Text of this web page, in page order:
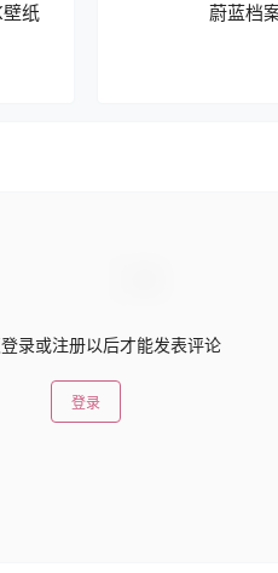
纸 蔚蓝档
录或注册以后才能发表评论
登录